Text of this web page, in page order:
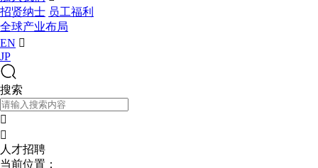
招贤纳士 员工福利
全球产业布局
EN 
JP
搜索


人才招聘
当前位置：